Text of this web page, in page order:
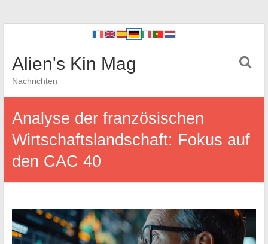
Alien's Kin Mag
Nachrichten
Analyse der französischen
Wirtschaftslandschaft: Fokus auf
den CAC 40